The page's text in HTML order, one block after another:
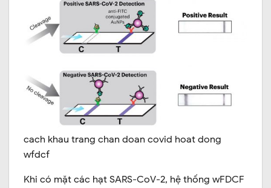
cach khau trang chan doan covid hoat dong
wfdcf
Khi có mặt các hạt SARS-CoV-2, hệ thống wFDCF